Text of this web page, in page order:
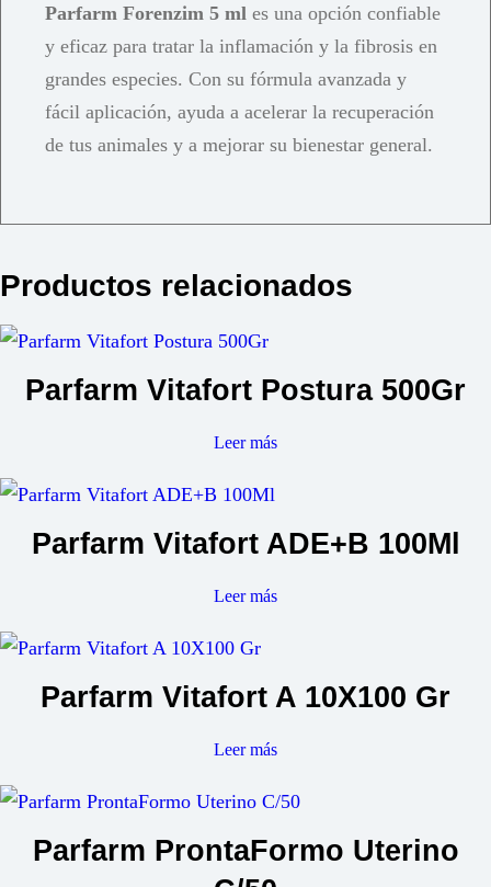
Parfarm Forenzim 5 ml es una opción confiable
y eficaz para tratar la inflamación y la fibrosis en
grandes especies. Con su fórmula avanzada y
fácil aplicación, ayuda a acelerar la recuperación
de tus animales y a mejorar su bienestar general.
Productos relacionados
Parfarm Vitafort Postura 500Gr
Leer más
Parfarm Vitafort ADE+B 100Ml
Leer más
Parfarm Vitafort A 10X100 Gr
Leer más
Parfarm ProntaFormo Uterino